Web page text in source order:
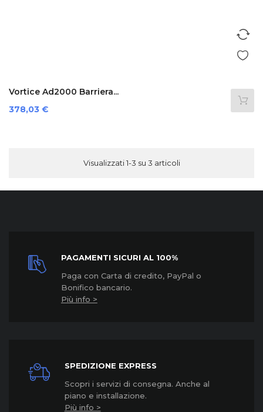
Vortice Ad2000 Barriera...
Prezzo
378,03 €
Visualizzati 1-3 su 3 articoli
PAGAMENTI SICURI AL 100%
Paga con Carta di credito, PayPal o
Bonifico bancario.
Più info >
SPEDIZIONE EXPRESS
Scopri i servizi di consegna. Anche al
piano e installazione.
Più info >